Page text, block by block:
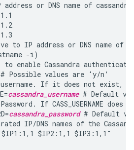
or DNS name of cassandra
to IP address or DNS name of
-i)
enable Cassandra
# Possible values are ‘y/n’
username. If it does not exist,
cassandra_username # Default
If CASS_USERNAME
cassandra_password # Default
IP/DNS names of the
$IP2:1,1 $IP3:1,1"